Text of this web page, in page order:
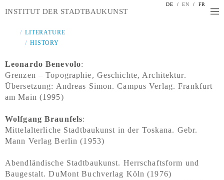
DE / EN / FR
INSTITUT DER STADTBAUKUNST
LITERATURE
HISTORY
Leonardo Benevolo:
Grenzen – Topographie, Geschichte, Architektur.
Übersetzung: Andreas Simon. Campus Verlag. Frankfurt
am Main (1995)
Wolfgang Braunfels:
Mittelalterliche Stadtbaukunst in der Toskana. Gebr.
Mann Verlag Berlin (1953)
Abendländische Stadtbaukunst. Herrschaftsform und
Baugestalt. DuMont Buchverlag Köln (1976)